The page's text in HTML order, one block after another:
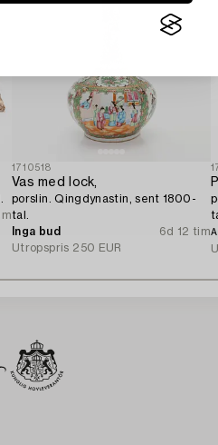
1710518
Vas med lock,
porslin. Qingdynastin, sent 1800-
tal.
Inga bud
6d 12 tim
Utropspris 250 EUR